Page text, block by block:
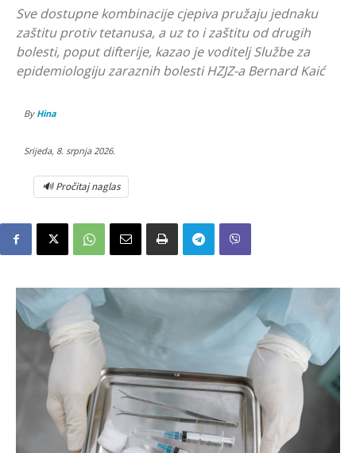
Sve dostupne kombinacije cjepiva pružaju jednaku
zaštitu protiv tetanusa, a uz to i zaštitu od drugih
bolesti, poput difterije, kazao je voditelj Službe za
epidemiologiju zaraznih bolesti HZJZ-a Bernard Kaić
By Hina
Srijeda, 8. srpnja 2026.
🔊 Pročitaj naglas